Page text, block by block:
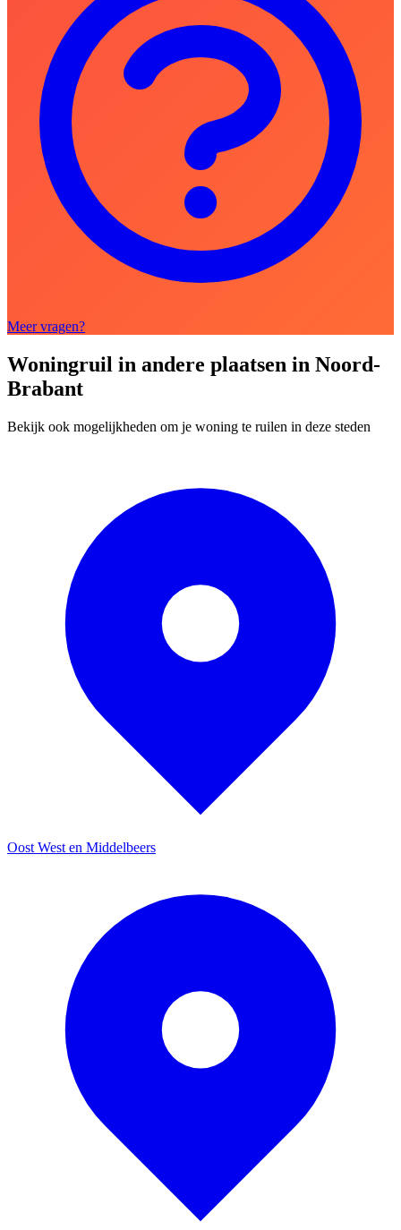
Meer vragen?
Woningruil in andere plaatsen in Noord-
Brabant
Bekijk ook mogelijkheden om je woning te ruilen in deze steden
Oost West en Middelbeers